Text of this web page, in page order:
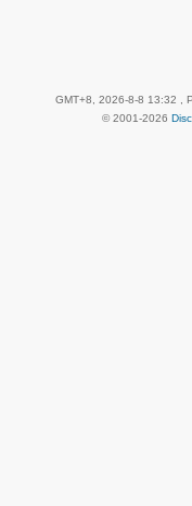
GMT+8, 2026-8-8 13:32 ,
© 2001-2026